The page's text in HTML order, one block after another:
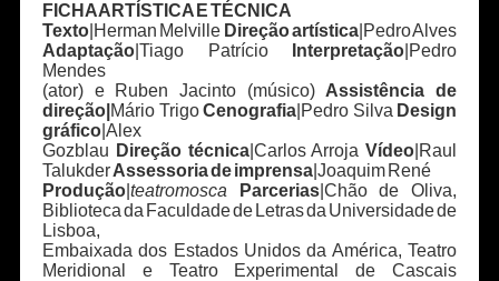
FICHA ARTÍSTICA E TÉCNICA
Texto |Herman Melville Direção artística|Pedro Alves
Adaptação |Tiago Patrício Interpretação |Pedro
Mendes
(ator) e Ruben Jacinto (músico) Assistência de
direção| Mário TrigoCenografia |Pedro Silva Design
gráfico |Alex
Gozblau Direção técnica|Carlos Arroja Vídeo |Raul
TalukderAssessoria de imprensa |Joaquim René
Produção teatromosca Parcerias|Chão de Oliva,
Biblioteca da Faculdade de Letras da Universidade de
Lisboa,
Embaixada dos Estados Unidos da América, Teatro
Meridional e Teatro Experimental de Cascais